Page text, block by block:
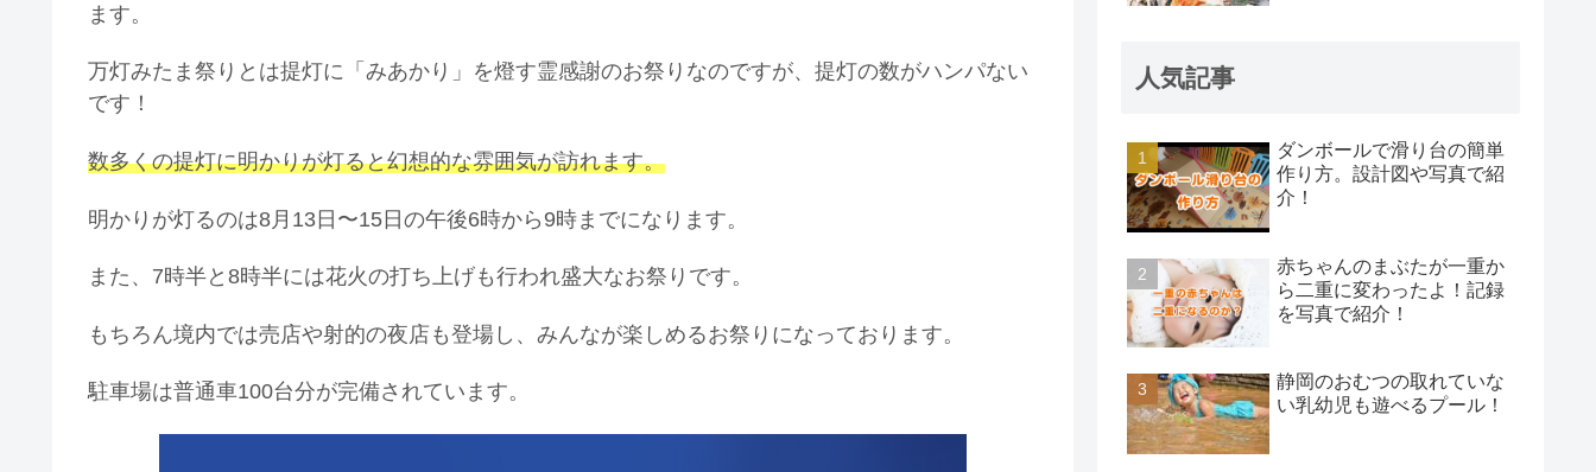
ます。
万灯みたま祭りとは提灯に「みあかり」を燈す霊感謝のお祭りなのですが、提灯の数がハンパない
です！
数多くの提灯に明かりが灯ると幻想的な雰囲気が訪れます。
明かりが灯るのは8月13日〜15日の午後6時から9時までになります。
また、7時半と8時半には花火の打ち上げも行われ盛大なお祭りです。
もちろん境内では売店や射的の夜店も登場し、みんなが楽しめるお祭りになっております。
駐車場は普通車100台分が完備されています。
人気記事
ダンボールで滑り台の簡単
作り方。設計図や写真で紹
介！
赤ちゃんのまぶたが一重か
ら二重に変わったよ！記録
を写真で紹介！
静岡のおむつの取れていな
い乳幼児も遊べるプール！